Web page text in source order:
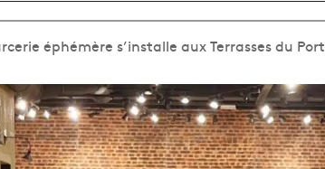
éphémère s’installe aux Terrasses du Port